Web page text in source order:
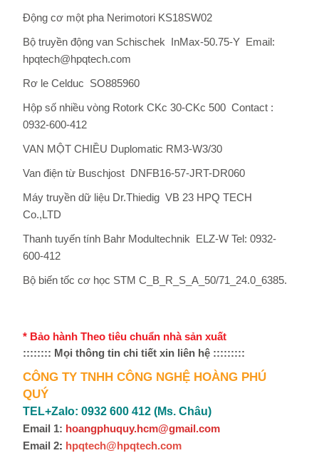
Động cơ một pha Nerimotori KS18SW02
Bộ truyền động van Schischek InMax-50.75-Y Email:
hpqtech@hpqtech.com
Rơ le Celduc SO885960
Hộp số nhiều vòng Rotork CKc 30-CKc 500 Contact :
0932-600-412
VAN MỘT CHIỀU Duplomatic RM3-W3/30
Van điện từ Buschjost DNFB16-57-JRT-DR060
Máy truyền dữ liệu Dr.Thiedig VB 23 HPQ TECH
Co.,LTD
Thanh tuyến tính Bahr Modultechnik ELZ-W Tel: 0932-
600-412
Bộ biến tốc cơ học STM C_B_R_S_A_50/71_24.0_6385.
* Bảo hành Theo tiêu chuẩn nhà sản xuất
:::::::: Mọi thông tin chi tiết xin liên hệ:::::::::
CÔNG TY TNHH CÔNG NGHỆ HOÀNG PHÚ
QUÝ
TEL+Zalo: 0932 600 412 (Ms. Châu)
Email 1: hoangphuquy.hcm@gmail.com
Email 2: hpqtech@hpqtech.com